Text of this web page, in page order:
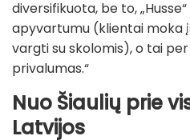
diversifikuota, be to,
apyvartumu (klientai moka
vargti su skolomis), o tai
privalumas.“
Nuo Šiaulių prie
Latvijos